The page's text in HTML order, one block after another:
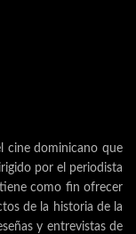
cine dominicano que
por el periodista
como fin ofrecer
de la historia de la
y entrevistas de